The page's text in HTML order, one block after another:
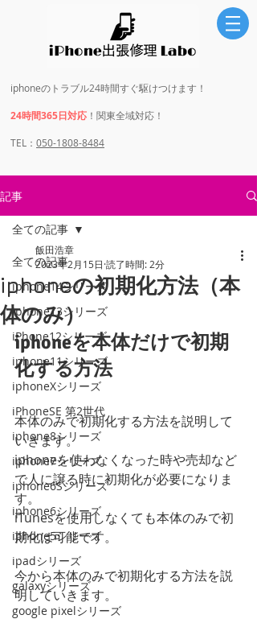
iphoneのトラブル24時間すぐ駆けつけます！
24時間365日対応 ！関東全域対応！
​​TEL： 050-1808-8484
記事
全ての記事
iphone14シリーズ
iphone13シリーズ
iPhone12シリーズ
iphone11シリーズ
iphoneXシリーズ
iPhoneSE 第2世代
iphone8シリーズ
iphone7シリーズ
iphone6Sシリーズ
iphone6シリーズ
iphone5シリーズ
ipadシリーズ
galaxyシリーズ
google pixelシリーズ
全ての記事
iphoneの初期化方法（本
体のみ）
飯田浩章
2023年2月15日 読了時間: 2分
iphoneを本体だけで初期
化する方法
本体のみで初期化する方法を説明して
いきます。
iphoneを使わなくなった時や売却など
で人に譲る時に初期化が必要になりま
す。
iTunesを使用しなくても本体のみで初
期化は可能です。
今から本体のみで初期化する方法を説
明していきます。